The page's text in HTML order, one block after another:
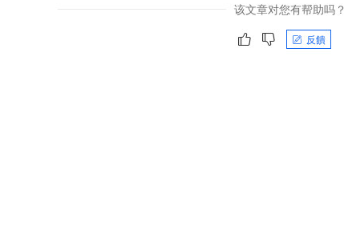
该文章对您有帮助吗？
反饋